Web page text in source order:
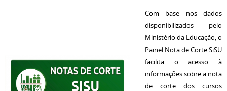
Com base nos dados
disponibilizados pelo
Ministério da Educação, o
Painel Nota de Corte SiSU
facilita o acesso à
informações sobre a nota
de corte dos cursos